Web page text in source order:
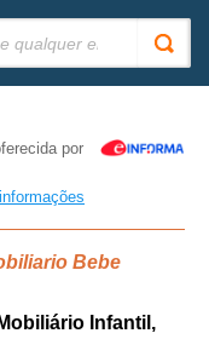
por
Bebe
Infantil,